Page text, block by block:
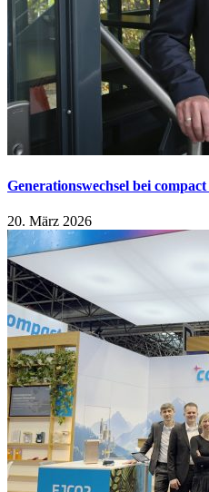
Generationswechsel bei
20. März 2026